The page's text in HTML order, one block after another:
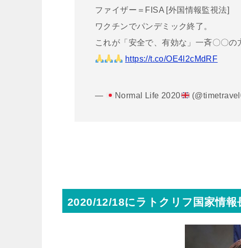
ファイザー＝FISA [外国情報監視法]
ワクチンでパンデミック終了。
これが「安全で、有効な」一斉〇〇の
https://t.co/OE4l2cMdRF
— Normal Life 2020
2020/12/18にラトクリフ国家情報